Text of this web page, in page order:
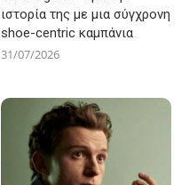
ιστορία της με μια σύγχρονη
shoe-centric καμπάνια
31/07/2026